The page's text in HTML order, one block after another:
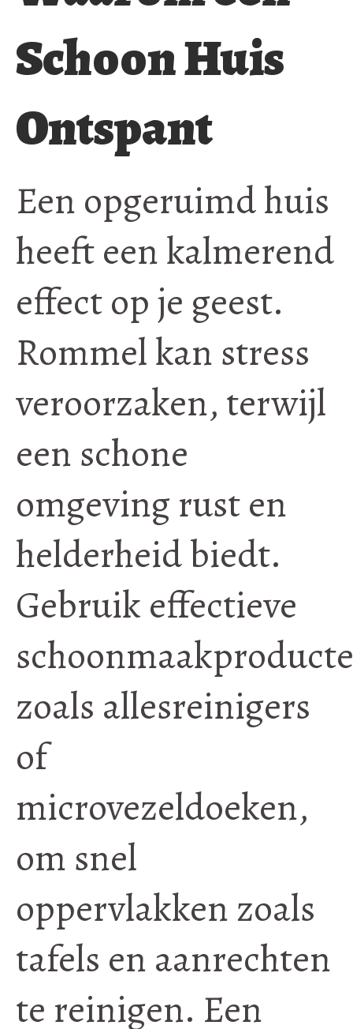
Schoon Huis
Ontspant
Een opgeruimd huis
heeft een kalmerend
effect op je geest.
Rommel kan stress
veroorzaken, terwijl
een schone
omgeving rust en
helderheid biedt.
Gebruik effectieve
zoals allesreinigers
of
microvezeldoeken,
om snel
oppervlakken zoals
tafels en aanrechten
te reinigen. Een